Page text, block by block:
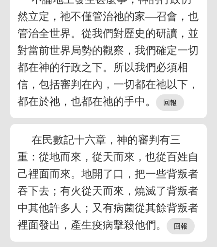
然立定，祂不僅管治祂的家—召會，也
管治全世界。從我們對歷史的研讀，並
對當前世界局勢的觀察，我們確定一切
都在神的行政之下。所以我們必須相
信，包括審判在內，一切都在祂以下，
都在於祂，也都在祂的手中。
在民數記十六章，神的審判有三
重：從地而來，從天而來，也從百姓自
己裡面而來。地開了口，把一些背叛者
吞下去；有火從天而來，燒滅了背叛者
中其他許多人；又有病菌從其餘背叛者
裡面發出，產生疫病擊殺他們。